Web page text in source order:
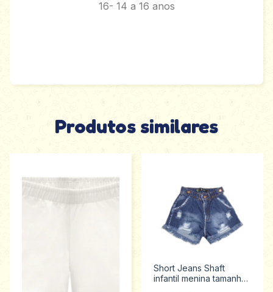
16- 14 a 16 anos
Produtos similares
Short Jeans Shaft
infantil menina tamanho